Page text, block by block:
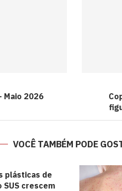
Maio 2026
VOCÊ TAMBÉM PODE
plásticas de
SUS crescem